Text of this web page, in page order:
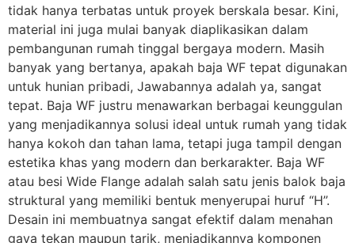
tidak hanya terbatas untuk proyek berskala besar. Kini,
material ini juga mulai banyak diaplikasikan dalam
pembangunan rumah tinggal bergaya modern. Masih
banyak yang bertanya, apakah baja WF tepat digunakan
untuk hunian pribadi, Jawabannya adalah ya, sangat
tepat. Baja WF justru menawarkan berbagai keunggulan
yang menjadikannya solusi ideal untuk rumah yang tidak
hanya kokoh dan tahan lama, tetapi juga tampil dengan
estetika khas yang modern dan berkarakter. Baja WF
atau besi Wide Flange adalah salah satu jenis balok baja
struktural yang memiliki bentuk menyerupai huruf “H”.
Desain ini membuatnya sangat efektif dalam menahan
gaya tekan maupun tarik, menjadikannya komponen